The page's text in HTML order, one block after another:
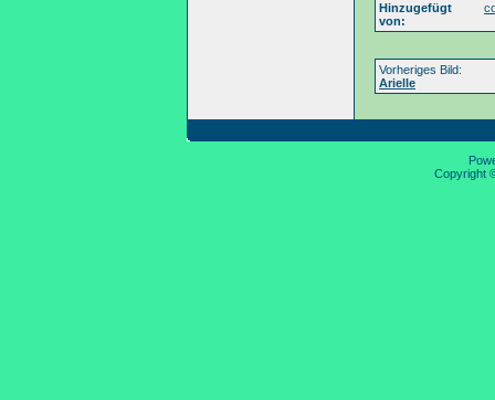
Hinzugefügt
von:
Vorheriges Bild:
Arielle
Copyright